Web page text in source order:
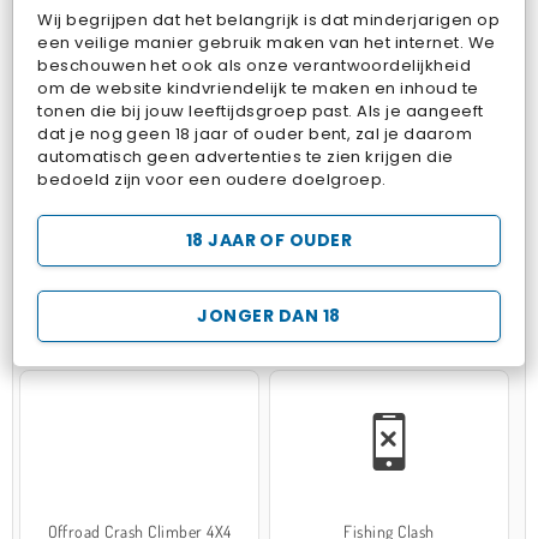
Wij begrijpen dat het belangrijk is dat minderjarigen op
een veilige manier gebruik maken van het internet. We
beschouwen het ook als onze verantwoordelijkheid
om de website kindvriendelijk te maken en inhoud te
tonen die bij jouw leeftijdsgroep past. Als je aangeeft
dat je nog geen 18 jaar of ouder bent, zal je daarom
automatisch geen advertenties te zien krijgen die
bedoeld zijn voor een oudere doelgroep.
JONGER DAN 18
18 JAAR OF OUDER
Pop Fruit Bubbits
Hospital Surgeon Doctor Game Potion Sort
Offroad Crash Climber 4X4 Fishing Clash